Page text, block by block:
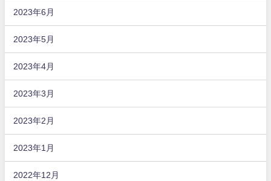
2023年6月
2023年5月
2023年4月
2023年3月
2023年2月
2023年1月
2022年12月